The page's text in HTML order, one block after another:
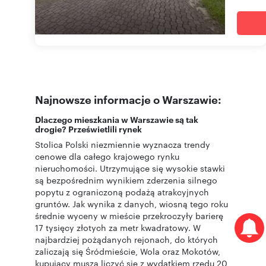
Najnowsze informacje o Warszawie:
Dlaczego mieszkania w Warszawie są tak
drogie? Prześwietlili rynek
Stolica Polski niezmiennie wyznacza trendy
cenowe dla całego krajowego rynku
nieruchomości. Utrzymujące się wysokie stawki
są bezpośrednim wynikiem zderzenia silnego
popytu z ograniczoną podażą atrakcyjnych
gruntów. Jak wynika z danych, wiosną tego roku
średnie wyceny w mieście przekroczyły barierę
17 tysięcy złotych za metr kwadratowy. W
najbardziej pożądanych rejonach, do których
zaliczają się Śródmieście, Wola oraz Mokotów,
kupujący muszą liczyć się z wydatkiem rzędu 20